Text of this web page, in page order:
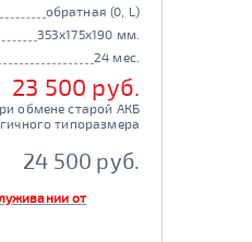
обратная (0, L)
353x175x190 мм.
24 мес.
23 500 руб.
обмене старой АКБ
типоразмера
24 500 руб.
от